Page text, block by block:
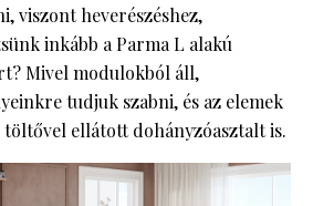
viszont heverészéshez,
inkább a Parma L alakú
Mivel modulokból áll,
tudjuk szabni, és az elemek
ellátott dohányzóasztalt is.